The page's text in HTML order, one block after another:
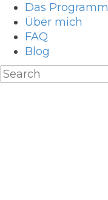
Das Programm
Über mich
FAQ
Blog